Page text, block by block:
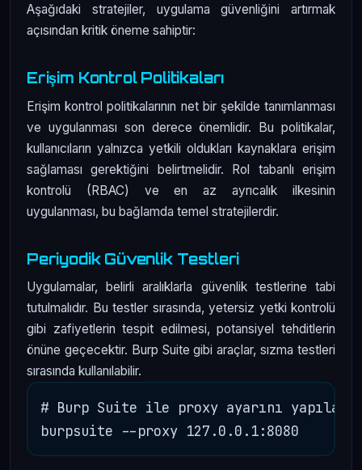
Aşağıdaki stratejiler, uygulama güvenliğini artırmak
açısından kritik öneme sahiptir:
Erişim Kontrol Politikaları
Erişim kontrol politikalarının net bir şekilde tanımlanması
ve uygulanması son derece önemlidir. Bu politikalar,
kullanıcıların yalnızca yetkili oldukları kaynaklara erişim
sağlaması gerektiğini belirtmelidir. Rol tabanlı erişim
kontrolü (RBAC) ve en az ayrıcalık ilkesinin
uygulanması, bu bağlamda temel stratejilerdir.
Periyodik Güvenlik Testleri
Uygulamalar, belirli aralıklarla güvenlik testlerine tabi
tutulmalıdır. Bu testler sırasında, yetersiz yetki kontrolü
gibi zafiyetlerin tespit edilmesi, potansiyel tehditlerin
önüne geçecektir. Burp Suite gibi araçlar, sızma testleri
sırasında kullanılabilir.
# Burp Suite ile proxy ayarını